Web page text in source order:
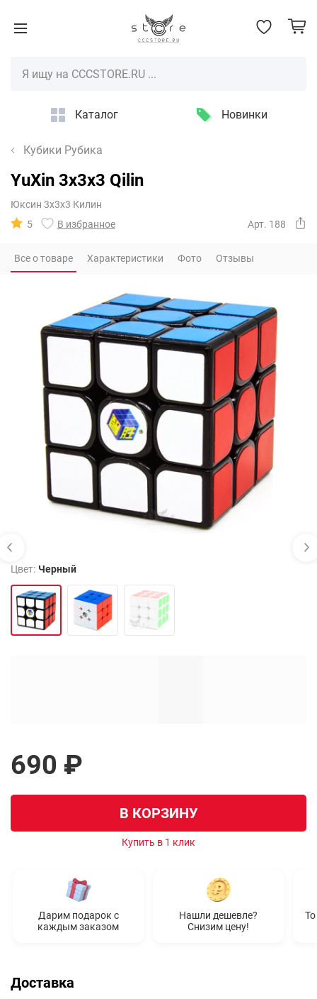
Каталог Новинки
Кубики Рубика
YuXin 3x3x3 Qilin
Юксин 3х3х3 Килин
5
В избранное Арт. 188
Все о товаре Характеристики Фото Отзывы
Цвет: Черный
690 ₽
В КОРЗИНУ
Купить в 1 клик
Дарим подарок с
каждым заказом
Нашли дешевле?
Снизим цену!
Доставка